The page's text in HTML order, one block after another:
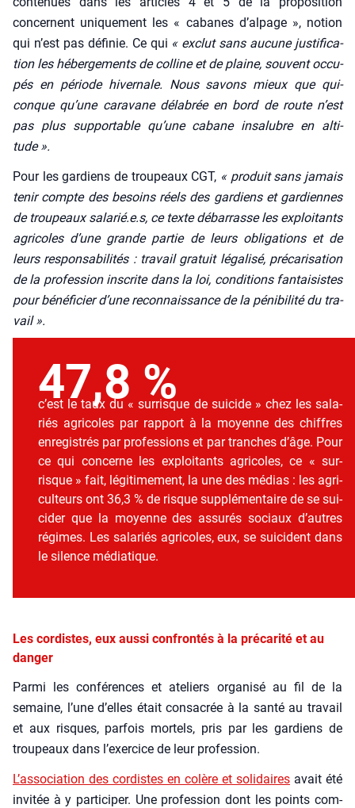
concernent uni­que­ment les « cabanes d’alpage », notion
qui n’est pas défi­nie. Ce qui « exclut sans aucune jus­ti­fi­ca­
tion les héber­ge­ments de col­line et de plaine, sou­vent occu­
pés en période hiver­nale. Nous savons mieux que qui­
conque qu’une cara­vane déla­brée en bord de route n’est
pas plus sup­por­table qu’une cabane insa­lubre en alti­
tude ».
Pour les gar­diens de trou­peaux CGT, « produit sans jamais
tenir compte des besoins réels des gar­diens et gar­diennes
de trou­peaux salarié.e.s, ce texte débar­rasse les exploi­tants
agri­coles d’une grande par­tie de leurs obli­ga­tions et de
leurs res­pon­sa­bi­li­tés : travail gra­tuit léga­li­sé, pré­ca­ri­sa­tion
de la pro­fes­sion ins­crite dans la loi, condi­tions fan­tai­sistes
pour béné­fi­cier d’une recon­nais­sance de la péni­bi­li­té du tra­
vail ».
47,8 %
c’est le taux du « sur­risque de sui­cide » chez les sala­
riés agri­coles par rap­port à la moyenne des chiffres
enre­gis­trés par pro­fes­sions et par tranches d’âge. Pour
ce qui concerne les exploi­tants agri­coles, ce « sur­
risque » fait, légi­ti­me­ment, la une des médias : les agri­
cul­teurs ont 36,3 % de risque sup­plé­men­taire de se sui­
ci­der que la moyenne des assu­rés sociaux d’autres
régimes. Les sala­riés agri­coles, eux, se sui­cident dans
le silence média­tique.
Les cordistes, eux aussi confrontés à la précarité et au
danger
Par­mi les confé­rences et ate­liers orga­ni­sé au fil de la
semaine, l’une d’elles était consa­crée à la san­té au tra­vail
et aux risques, par­fois mor­tels, pris par les gar­diens de
trou­peaux dans l’exercice de leur pro­fes­sion.
L’association des cor­distes en colère et soli­daires avait été
invi­tée à y par­ti­ci­per. Une pro­fes­sion dont les points com­